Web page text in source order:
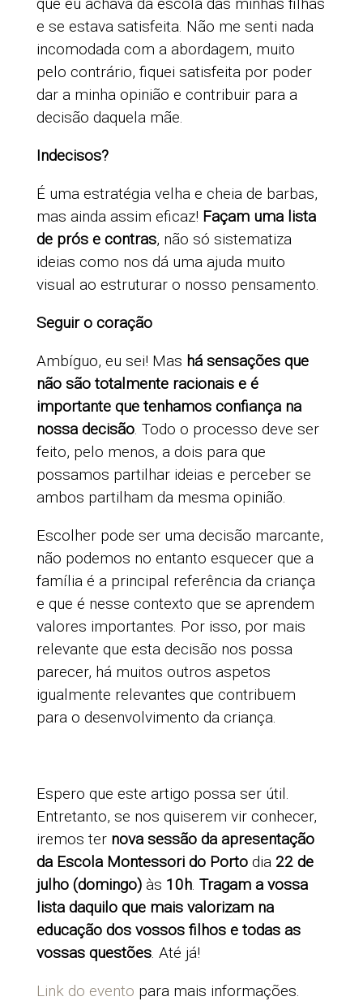
e se estava satisfeita. Não me senti nada
incomodada com a abordagem, muito
pelo contrário, fiquei satisfeita por poder
dar a minha opinião e contribuir para a
decisão daquela mãe.
Indecisos?
É uma estratégia velha e cheia de barbas,
mas ainda assim eficaz! Façam uma lista
de prós e contras, não só sistematiza
ideias como nos dá uma ajuda muito
visual ao estruturar o nosso pensamento.
Seguir o coração
Ambíguo, eu sei! Mas há sensações que
não são totalmente racionais e é
importante que tenhamos confiança na
nossa decisão. Todo o processo deve ser
feito, pelo menos, a dois para que
possamos partilhar ideias e perceber se
ambos partilham da mesma opinião.
Escolher pode ser uma decisão marcante,
não podemos no entanto esquecer que a
família é a principal referência da criança
e que é nesse contexto que se aprendem
valores importantes. Por isso, por mais
relevante que esta decisão nos possa
parecer, há muitos outros aspetos
igualmente relevantes que contribuem
para o desenvolvimento da criança.
Espero que este artigo possa ser útil.
Entretanto, se nos quiserem vir conhecer,
iremos ter nova sessão da apresentação
da Escola Montessori do Portodia 22 de
julho (domingo) às 10h. Tragam a vossa
lista daquilo que mais valorizam na
educação dos vossos filhos e todas as
vossas questões. Até já!
Link do evento para mais informações.